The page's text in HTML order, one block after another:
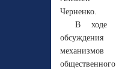
Черненко.
В ходе
обсуждения
механизмов
общественного